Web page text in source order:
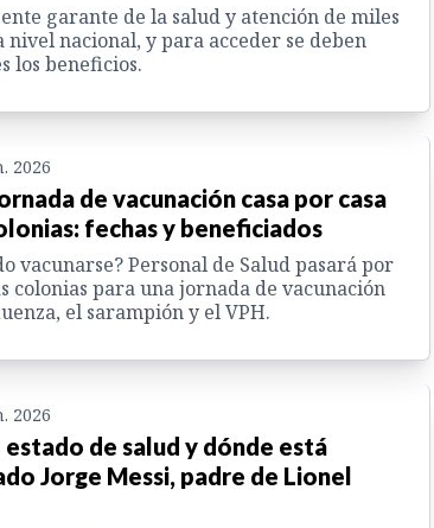
ente garante de la salud y atención de miles
nivel nacional, y para acceder se deben
los beneficios.
2026
de vacunación casa por casa
fechas y beneficiados
vacunarse? Personal de Salud pasará por
colonias para una jornada de vacunación
el sarampión y el VPH.
2026
estado de salud y dónde está
Jorge Messi, padre de Lionel